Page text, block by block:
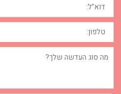
טלפון:
מה
סוג